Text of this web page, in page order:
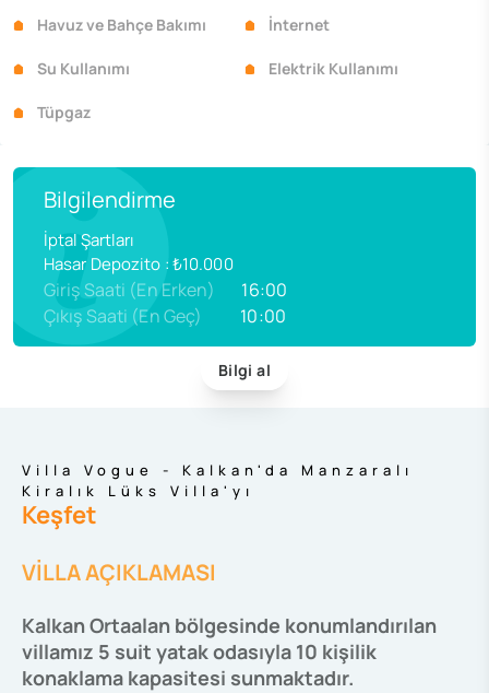
Havuz ve Bahçe Bakımı İnternet
Su Kullanımı Elektrik Kullanımı
Tüpgaz
Bilgilendirme
İptal Şartları
Hasar Depozito :₺10.000
Giriş Saati (En Erken)
16:00
Çıkış Saati (En Geç)
10:00
Bilgi al
Villa Vogue - Kalkan'da Manzaralı
Kiralık Lüks Villa'yı
Keşfet
VİLLA AÇIKLAMASI
Kalkan Ortaalan bölgesinde konumlandırılan
villamız 5 suit yatak odasıyla 10 kişilik
konaklama kapasitesi sunmaktadır.